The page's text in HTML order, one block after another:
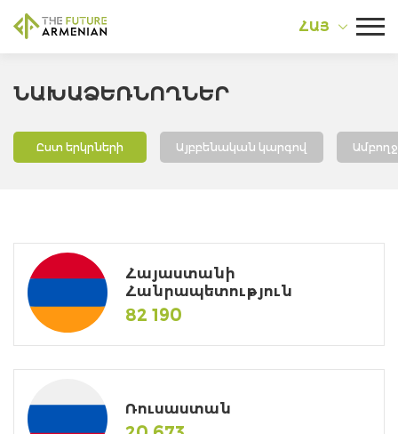
ՀԱՅ
ՆԱԽԱՁԵՌՆՈՂՆԵՐ
Ըստ երկրների Այբբենական կարգով
Հայաստանի
Հանրապետություն
82 190
Ռուսաստան